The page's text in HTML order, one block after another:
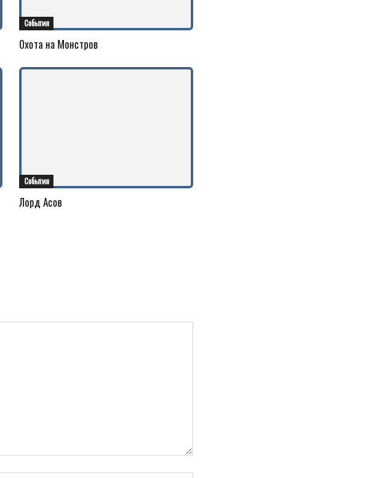
События
Охота на Монстров
События
Лорд Асов